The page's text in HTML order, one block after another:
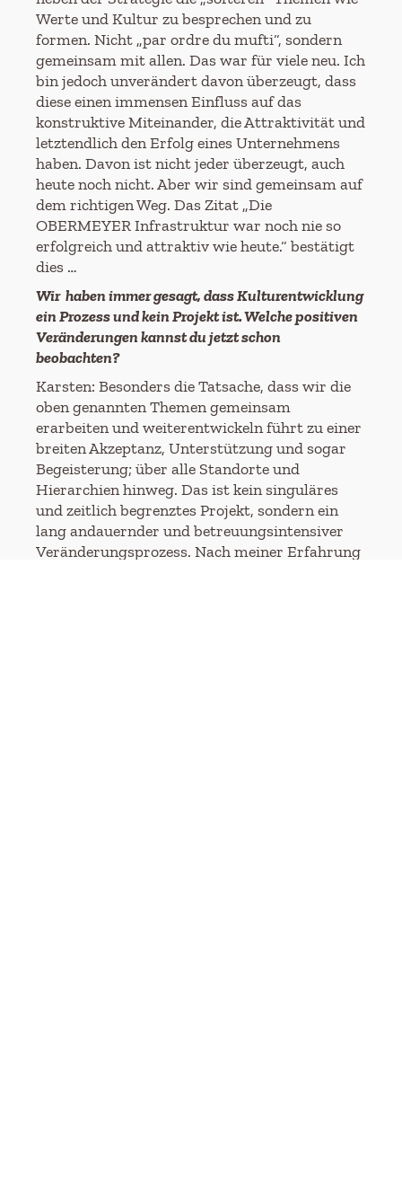
Werte und Kultur zu besprechen und zu
formen. Nicht „par ordre du mufti“, sondern
gemeinsam mit allen. Das war für viele neu. Ich
bin jedoch unverändert davon überzeugt, dass
diese einen immensen Einfluss auf das
konstruktive Miteinander, die Attraktivität und
letztendlich den Erfolg eines Unternehmens
haben. Davon ist nicht jeder überzeugt, auch
heute noch nicht. Aber wir sind gemeinsam auf
dem richtigen Weg. Das Zitat „Die
OBERMEYER Infrastruktur war noch nie so
erfolgreich und attraktiv wie heute.“ bestätigt
dies …
Wir haben immer gesagt, dass Kulturentwicklung
ein Prozess und kein Projekt ist. Welche positiven
Veränderungen kannst du jetzt schon
beobachten?
Karsten: Besonders die Tatsache, dass wir die
oben genannten Themen gemeinsam
erarbeiten und weiterentwickeln führt zu einer
breiten Akzeptanz, Unterstützung und sogar
Begeisterung; über alle Standorte und
Hierarchien hinweg. Das ist kein singuläres
und zeitlich begrenztes Projekt, sondern ein
lang andauernder und betreuungsintensiver
Veränderungsprozess. Nach meiner Erfahrung